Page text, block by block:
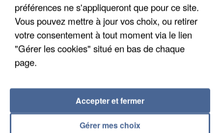
7 août 2026
Un second cadre de la DZ Mafia interpellé en
Un cofondateur du réseau avait été interpellé
quelques jours plus tôt.
préférences ne s'appliqueront que pour ce site.
Vous pouvez mettre à jour vos choix, ou retirer
votre consentement à tout moment via le lien
"Gérer les cookies" situé en bas de chaque
page.
Gérer mes choix
Accepter et fermer